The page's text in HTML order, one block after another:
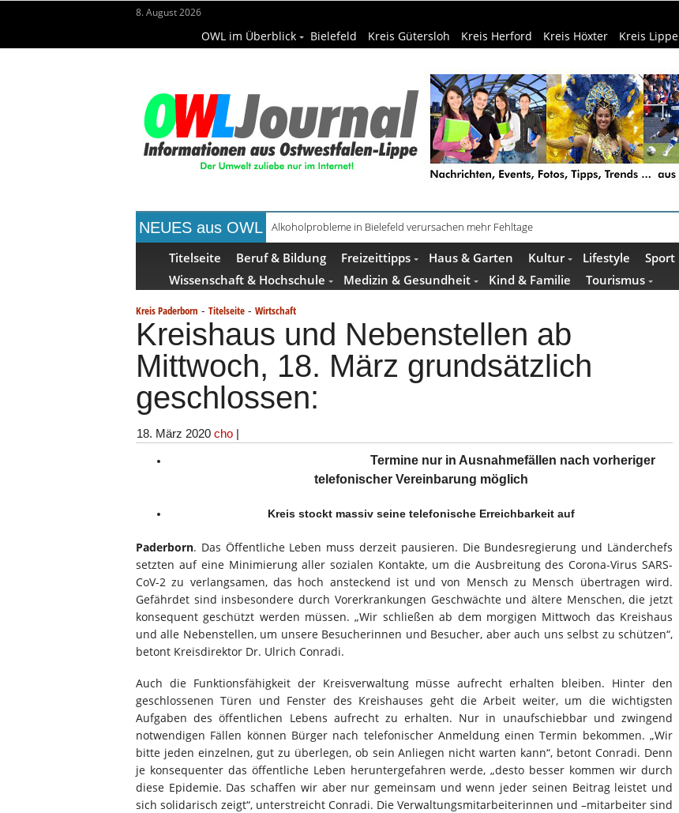
8. August 2026
OWL im Überblick Bielefeld Kreis Gütersloh Kreis Herford Kreis Höxter Kreis Lippe
NEUES aus OWL Alkoholprobleme in Bielefeld verursachen mehr Fehltage
Handgemachte Geschenkideen im Pop-up-Store in Büren
Titelseite Beruf & Bildung Freizeittipps Haus & Garten Kultur Lifestyle Sport
Wissenschaft & Hochschule
Medizin & Gesundheit Kind & Familie Tourismus
Kreis Paderborn - Titelseite - Wirtschaft
Kreishaus und Nebenstellen ab
Mittwoch, 18. März grundsätzlich
geschlossen:
18. März 2020 cho |
Termine nur in Ausnahmefällen nach vorheriger
telefonischer Vereinbarung möglich
Kreis stockt massiv seine telefonische Erreichbarkeit auf
Paderborn. Das Öffentliche Leben muss derzeit pausieren. Die Bundesregierung und Länderchefs
setzten auf eine Minimierung aller sozialen Kontakte, um die Ausbreitung des Corona-Virus SARS-
CoV-2 zu verlangsamen, das hoch ansteckend ist und von Mensch zu Mensch übertragen wird.
Gefährdet sind insbesondere durch Vorerkrankungen Geschwächte und ältere Menschen, die jetzt
konsequent geschützt werden müssen. „Wir schließen ab dem morgigen Mittwoch das Kreishaus
und alle Nebenstellen, um unsere Besucherinnen und Besucher, aber auch uns selbst zu schützen“,
betont Kreisdirektor Dr. Ulrich Conradi.
Auch die Funktionsfähigkeit der Kreisverwaltung müsse aufrecht erhalten bleiben. Hinter den
geschlossenen Türen und Fenster des Kreishauses geht die Arbeit weiter, um die wichtigsten
Aufgaben des öffentlichen Lebens aufrecht zu erhalten. Nur in unaufschiebbar und zwingend
notwendigen Fällen können Bürger nach telefonischer Anmeldung einen Termin bekommen. „Wir
bitte jeden einzelnen, gut zu überlegen, ob sein Anliegen nicht warten kann“, betont Conradi. Denn
je konsequenter das öffentliche Leben heruntergefahren werde, „desto besser kommen wir durch
diese Epidemie. Das schaffen wir aber nur gemeinsam und wenn jeder seinen Beitrag leistet und
sich solidarisch zeigt“, unterstreicht Conradi. Die Verwaltungsmitarbeiterinnen und –mitarbeiter sind